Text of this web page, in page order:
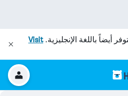
أيضاً باللغة الإنجليزية.Visit